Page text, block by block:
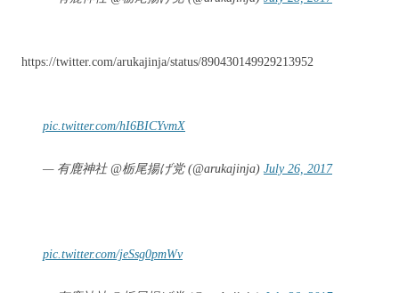
https://twitter.com/arukajinja/status/890430149929213952
pic.twitter.com/hI6BICYvmX
— 有鹿神社 @栃尾揚げ党 (@arukajinja) July 26, 2017
pic.twitter.com/jeSsg0pmWv